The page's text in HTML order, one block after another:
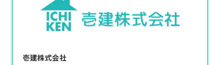
壱建株式会社